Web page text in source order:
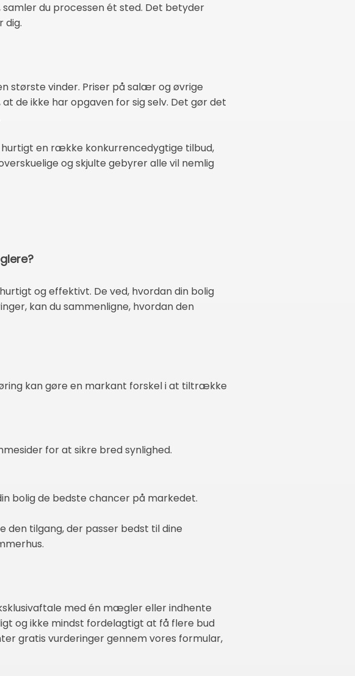
du processen ét sted. Det betyder
dig.
største vinder. Priser på salær og øvrige
de ikke har opgaven for sig selv. Det gør det
en række konkurrencedygtige tilbud,
og skjulte gebyrer alle vil nemlig
og effektivt. De ved, hvordan din bolig
kan du sammenligne, hvordan den
kan gøre en markant forskel i at tiltrække
for at sikre bred synlighed.
bolig de bedste chancer på markedet.
tilgang, der passer bedst til dine
med én mægler eller indhente
og ikke mindst fordelagtigt at få flere bud
gratis vurderinger gennem vores formular,